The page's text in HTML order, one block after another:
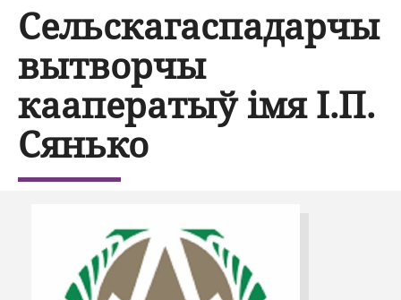
Сельскагаспадарчы
вытворчы
кааператыў імя І.П.
Сянько